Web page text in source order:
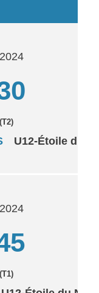
U12-Étoile du